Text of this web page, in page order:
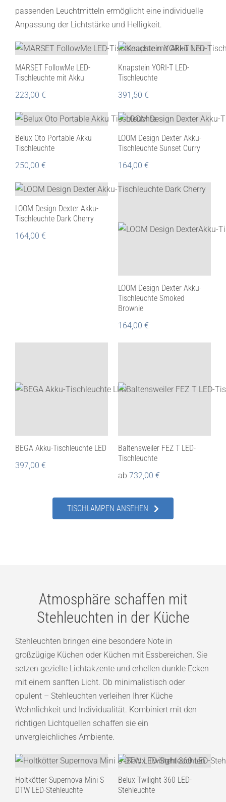
passenden Leuchtmitteln ermöglicht eine individuelle
Anpassung der Lichtstärke und Helligkeit.
MARSET FollowMe LED-
Tischleuchte mit Akku
223,00 €
Knapstein YORI-T LED-
Tischleuchte
391,50 €
Belux Oto Portable Akku
Tischleuchte
250,00 €
LOOM Design Dexter Akku-
Tischleuchte Sunset Curry
164,00 €
LOOM Design Dexter Akku-
Tischleuchte Dark Cherry
164,00 €
LOOM Design Dexter Akku-
Tischleuchte Smoked
Brownie
164,00 €
BEGA Akku-Tischleuchte LED
397,00 €
Baltensweiler FEZ T LED-
Tischleuchte
ab 732,00 €
TISCHLAMPEN ANSEHEN
Atmosphäre schaffen mit
Stehleuchten in der Küche
Stehleuchten bringen eine besondere Note in
großzügige Küchen oder Küchen mit Essbereichen. Sie
setzen gezielte Lichtakzente und erhellen dunkle Ecken
mit einem sanften Licht. Ob minimalistisch oder
opulent – Stehleuchten verleihen Ihrer Küche
Wohnlichkeit und Individualität. Kombiniert mit den
richtigen Lichtquellen schaffen sie ein
unvergleichliches Ambiente.
Holtkötter Supernova Mini S
DTW LED-Stehleuchte
Belux Twilight 360 LED-
Stehleuchte